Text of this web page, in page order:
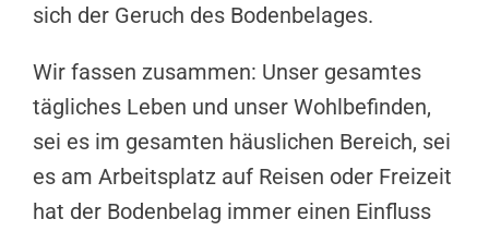
sich der Geruch des Bodenbelages.
Wir fassen zusammen: Unser gesamtes
tägliches Leben und unser Wohlbefinden,
sei es im gesamten häuslichen Bereich, sei
es am Arbeitsplatz auf Reisen oder Freizeit
hat der Bodenbelag immer einen Einfluss